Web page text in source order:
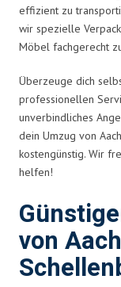
effizient zu
wir spezielle
Möbel fachgerecht
Überzeuge dich
professionellen
unverbindliches
dein Umzug von
kostengünstig. Wir
helfen!
von